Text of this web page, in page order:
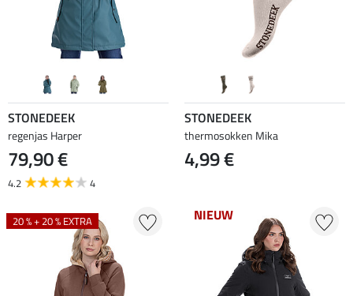
STONEDEEK
regenjas Harper
79,90 €
4.2 4
STONEDEEK
thermosokken Mika
4,99 €
20 % + 20 % EXTRA NIEUW